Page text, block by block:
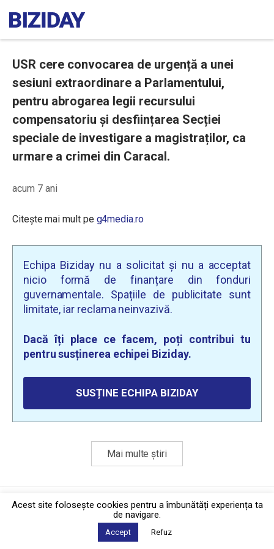
USR cere convocarea de urgență a unei
sesiuni extraordinare a Parlamentului,
pentru abrogarea legii recursului
compensatoriu și desființarea Secției
speciale de investigare a magistraților, ca
urmare a crimei din Caracal.
acum 7 ani
Citește mai mult pe g4media.ro
Echipa Biziday nu a solicitat și nu a acceptat
nicio formă de finanțare din fonduri
guvernamentale. Spațiile de publicitate sunt
limitate, iar reclama neinvazivă.
Dacă îți place ce facem, poți contribui tu
pentru susținerea echipei Biziday.
SUSȚINE ECHIPA BIZIDAY
Mai multe știri
Politica de confidențialitate·Contact
2026 © Biziday
Acest site foloseşte cookies pentru a îmbunătăți experiența ta
de navigare.
Accept Refuz